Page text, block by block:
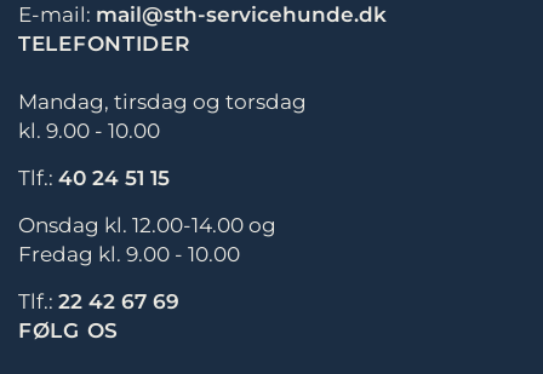
E-mail: mail@sth-servicehunde.dk
TELEFONTIDER
Mandag, tirsdag og torsdag
kl. 9.00 - 10.00
Tlf.: 40 24 51 15
Onsdag kl. 12.00-14.00 og
Fredag kl. 9.00 - 10.00
Tlf.: 22 42 67 69
FØLG OS